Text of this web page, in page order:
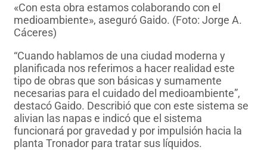
«Con esta obra estamos colaborando con el
medioambiente», aseguró Gaido. (Foto: Jorge A.
Cáceres)
“Cuando hablamos de una ciudad moderna y
planificada nos referimos a hacer realidad este
tipo de obras que son básicas y sumamente
necesarias para el cuidado del medioambiente”,
destacó Gaido. Describió que con este sistema se
alivian las napas e indicó que el sistema
funcionará por gravedad y por impulsión hacia la
planta Tronador para tratar sus líquidos.